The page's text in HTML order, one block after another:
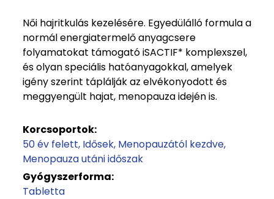
Női hajritkulás kezelésére. Egyedülálló formula a
normál energiatermelő anyagcsere
folyamatokat támogató iSACTIF* komplexszel,
és olyan speciális hatóanyagokkal, amelyek
igény szerint táplálják az elvékonyodott és
meggyengült hajat, menopauza idején is.
Korcsoportok:
50 év felett Idősek Menopauzától kezdve
Menopauza utáni időszak
Gyógyszerforma:
Tabletta